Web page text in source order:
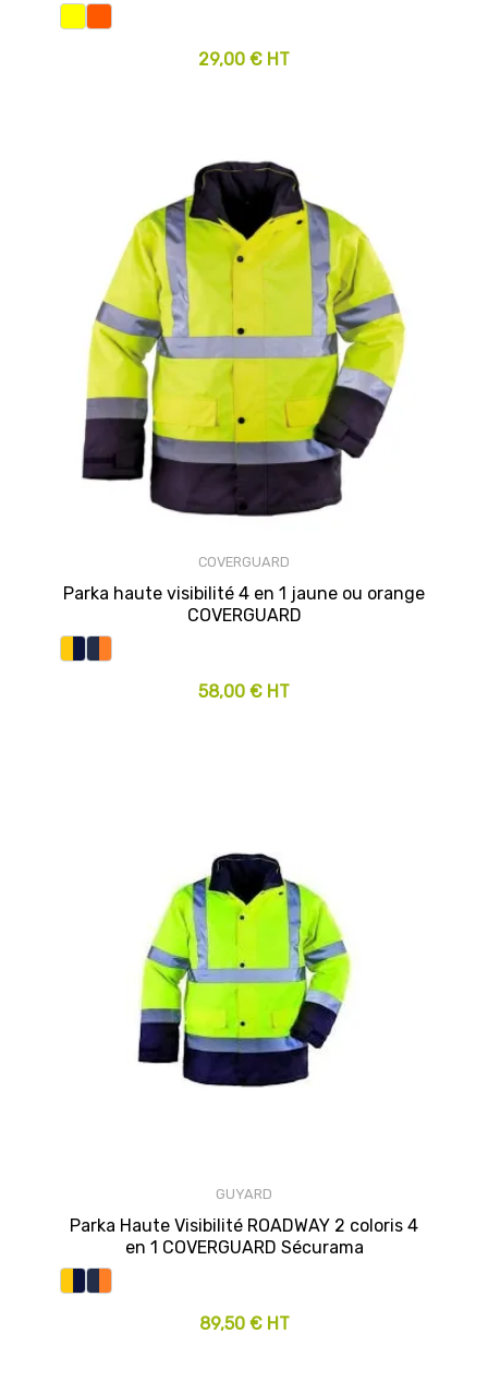
29,00 € HT
COVERGUARD
Parka haute visibilité 4 en 1 jaune ou orange
COVERGUARD
58,00 € HT
GUYARD
Parka Haute Visibilité ROADWAY 2 coloris 4
en 1 COVERGUARD Sécurama
89,50 € HT